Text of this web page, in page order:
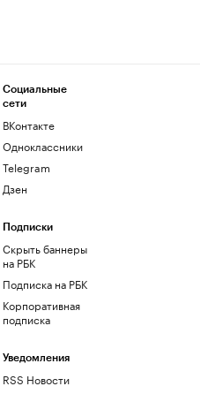
Социальные
сети
ВКонтакте
Одноклассники
Telegram
Дзен
Подписки
Скрыть баннеры
на РБК
Подписка на РБК
Корпоративная
подписка
Уведомления
RSS Новости